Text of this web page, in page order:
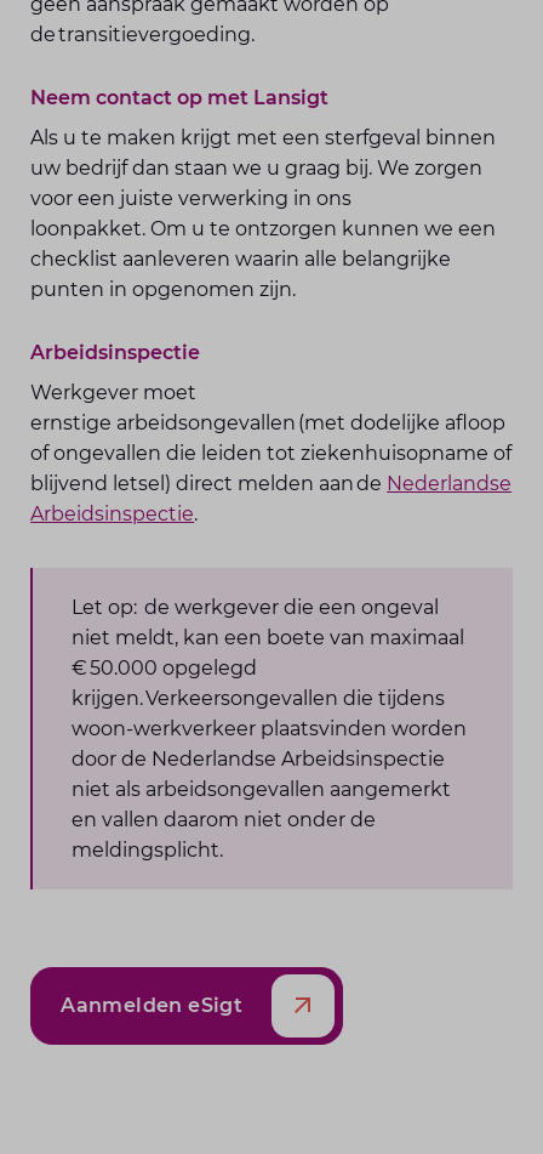
de transitievergoeding.
Neem contact op met Lansigt
Als u te maken krijgt met een sterfgeval binnen
uw bedrijf dan staan we u graag bij. We zorgen
voor een juiste verwerking in ons
loonpakket. Om u te ontzorgen kunnen we een
checklist aanleveren waarin alle belangrijke
punten in opgenomen zijn.
Arbeidsinspectie
Werkgever moet
ernstige arbeidsongevallen (met dodelijke afloop
of ongevallen die leiden tot ziekenhuisopname of
blijvend letsel) direct melden aan de Nederlandse
Arbeidsinspectie.
Let op: de werkgever die een ongeval
niet meldt, kan een boete van maximaal
€ 50.000 opgelegd
krijgen. Verkeersongevallen die tijdens
woon-werkverkeer plaatsvinden worden
door de Nederlandse Arbeidsinspectie
niet als arbeidsongevallen aangemerkt
en vallen daarom niet onder de
meldingsplicht.
Aanmelden eSigt